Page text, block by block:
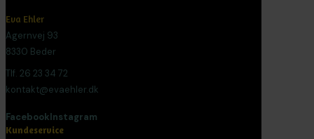
Eva Ehler
Agernvej 93
8330 Beder
Tlf. 26 23 34 72
kontakt@evaehler.dk
FacebookInstagram
Kundeservice